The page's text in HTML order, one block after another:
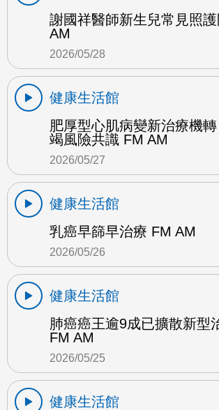
謝國祥醫師新生兒常見照
AM
2026/05/28
健康生活館
肥厚型心肌病變新治療機
竭風險共識 FM AM
2026/05/27
健康生活館
乳癌早篩早治療 FM AM
2026/05/26
健康生活館
肺癌癌王逾9成已擴散新型
FM AM
2026/05/25
健康生活館